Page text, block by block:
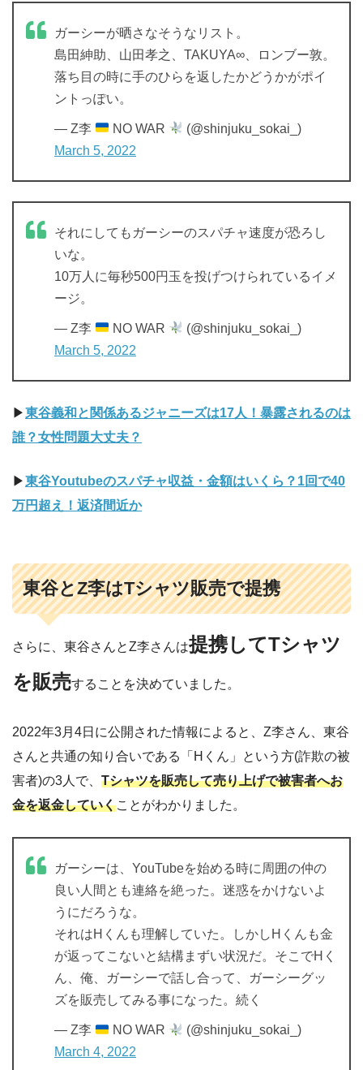
ガーシーが晒さなそうなリスト。
島田紳助、山田孝之、TAKUYA∞、ロンブー敦。
落ち目の時に手のひらを返したかどうかがポイ
ントっぽい。
— Z李 NO WAR
(@shinjuku_sokai_)
March 5, 2022
それにしてもガーシーのスパチャ速度が恐ろし
いな。
10万人に毎秒500円玉を投げつけられているイメ
ージ。
— Z李 NO WAR
(@shinjuku_sokai_)
March 5, 2022
▶︎東谷義和と関係あるジャニーズは17人！暴露されるのは
誰？女性問題大丈夫？
▶︎東谷Youtubeのスパチャ収益・金額はいくら？1回で40
万円超え！返済間近か
東谷とZ李はTシャツ販売で提携
さらに、東谷さんとZ李さんは提携してTシャツ
を販売することを決めていました。
2022年3月4日に公開された情報によると、Z李さん、東谷
さんと共通の知り合いである「Hくん」という方(詐欺の被
害者)の3人で、 Tシャツを販売して売り上げで被害者へお
金を返金していくことがわかりました。
ガーシーは、YouTubeを始める時に周囲の仲の
良い人間とも連絡を絶った。迷惑をかけないよ
うにだろうな。
それはHくんも理解していた。しかしHくんも金
が返ってこないと結構まずい状況だ。そこでHく
ん、俺、ガーシーで話し合って、ガーシーグッ
ズを販売してみる事になった。続く
— Z李 NO WAR
(@shinjuku_sokai_)
March 4, 2022